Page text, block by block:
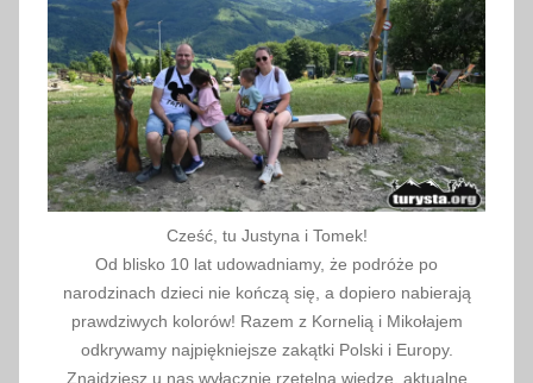
Cześć, tu Justyna i Tomek!
Od blisko 10 lat udowadniamy, że podróże po
narodzinach dzieci nie kończą się, a dopiero nabierają
prawdziwych kolorów! Razem z Kornelią i Mikołajem
odkrywamy najpiękniejsze zakątki Polski i Europy.
Znajdziesz u nas wyłącznie rzetelną wiedzę, aktualne